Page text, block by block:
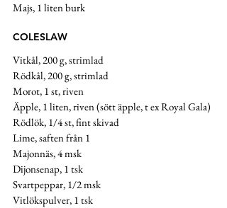
Majs, 1 liten burk
COLESLAW
Vitkål, 200 g, strimlad
Rödkål, 200 g, strimlad
Morot, 1 st, riven
Äpple, 1 liten, riven (sött äpple, t ex Royal Gala)
Rödlök, 1/4 st, fint skivad
Lime, saften från 1
Majonnäs, 4 msk
Dijonsenap, 1 tsk
Svartpeppar, 1/2 msk
Vitlökspulver, 1 tsk